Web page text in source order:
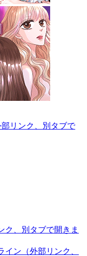
部リンク、別タブで
ク、別タブで開きま
イン （外部リンク、